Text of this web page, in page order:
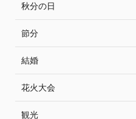
秋分の日
節分
結婚
花火大会
観光